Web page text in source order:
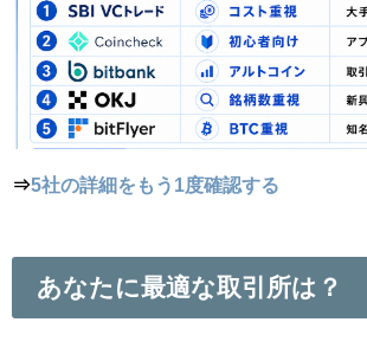
⇒5社の詳細をもう1度確認する
あなたに最適な取引所は？